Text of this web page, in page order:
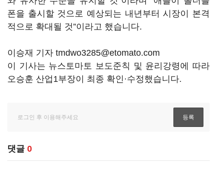
폰을 출시할 것으로 예상되는 내년부터 시장이 본격
적으로 확대될 것”이라고 했습니다.
이승재 기자 tmdwo3285@etomato.com
이 기사는 뉴스토마토 보도준칙 및 윤리강령에 따라
오승훈 산업1부장이 최종 확인·수정했습니다.
댓글 0